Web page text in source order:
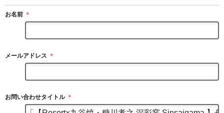
お名前 ＊
メールアドレス ＊
お問い合わせタイトル ＊